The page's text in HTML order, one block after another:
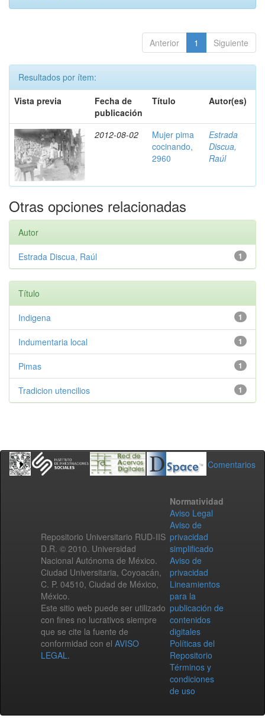
Anterior 1 Siguiente
Resultados por ítem:
Vista previa
Fecha de
publicación
Título Autor(es)
2012-08-02
Mujer pima
cocinando,
2960
Estrada
Discua,
Raúl
Otras opciones relacionadas
Autor
1
Estrada Discua, Raúl
Título
1
Indigena
1
Indumentaria local
1
Pimas
1
Tradicion utencilios
Comentarios
Repositorio Universitario RUD-IIS
D.R. © 2010. Universidad
Nacional Autónoma de México.
Ciudad Universitaria, Coyoacán,
C. P. 04510, Ciudad de México,
México.
Este sitio web puede ser utilizado
con fines no lucrativos siempre
que se cite la fuente de
conformidad con el AVISO
LEGAL.
Normatividad
Aviso Legal
Aviso de
privacidad
simplificado
Aviso de
privacidad
Lineamientos
para la
publicación de
contenidos
digitales
Políticas del
Repositorio
Términos y
condiciones
de uso